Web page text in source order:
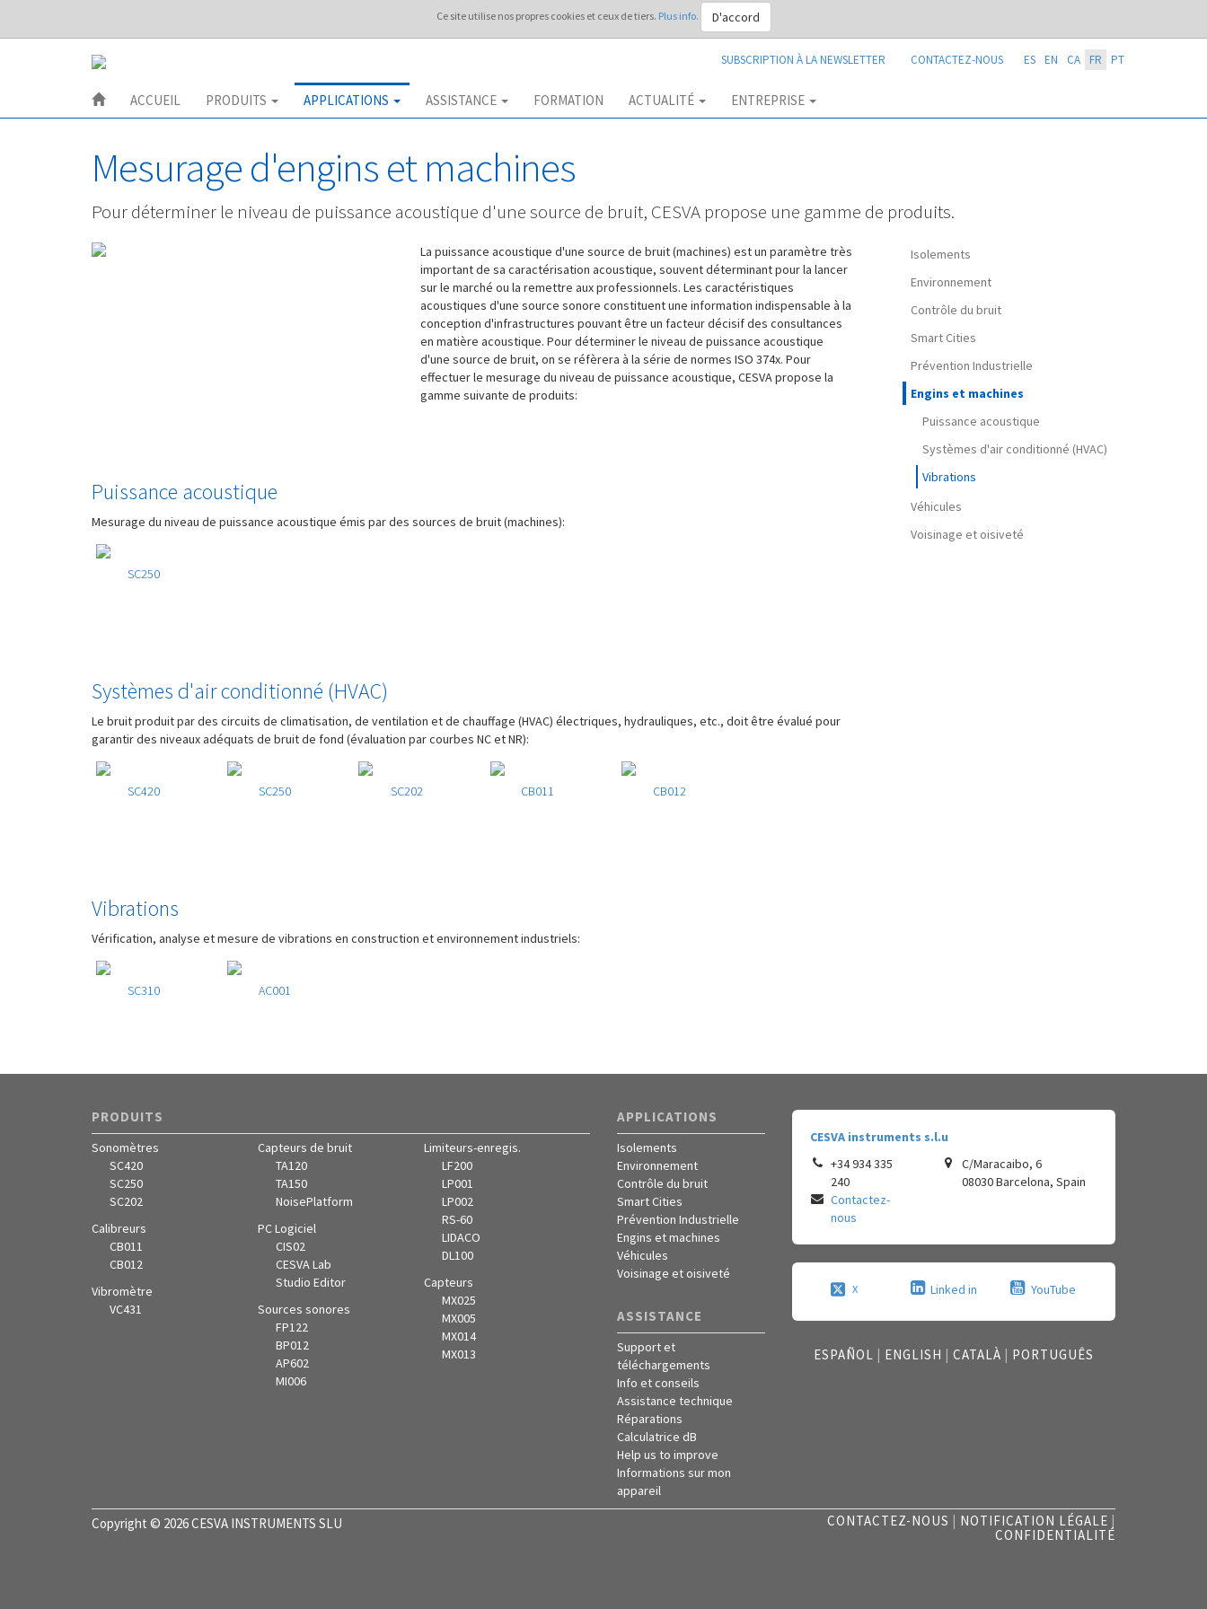
Ce site utilise nos propres cookies et ceux de tiers. Plus info. D'accord
SUBSCRIPTION À LA NEWSLETTER CONTACTEZ-NOUS ES EN CA FR PT
ACCUEIL PRODUITS APPLICATIONS ASSISTANCE FORMATION ACTUALITÉ ENTREPRISE
Mesurage d'engins et machines
Pour déterminer le niveau de puissance acoustique d'une source de bruit, CESVA propose une gamme de produits.
La puissance acoustique d'une source de bruit (machines) est un paramètre très
important de sa caractérisation acoustique, souvent déterminant pour la lancer
sur le marché ou la remettre aux professionnels. Les caractéristiques
acoustiques d'une source sonore constituent une information indispensable à la
conception d'infrastructures pouvant être un facteur décisif des consultances
en matière acoustique. Pour déterminer le niveau de puissance acoustique
d'une source de bruit, on se réfèrera à la série de normes ISO 374x. Pour
effectuer le mesurage du niveau de puissance acoustique, CESVA propose la
gamme suivante de produits:
Puissance acoustique
Mesurage du niveau de puissance acoustique émis par des sources de bruit (machines):
SC250
Systèmes d'air conditionné (HVAC)
Le bruit produit par des circuits de climatisation, de ventilation et de chauffage (HVAC) électriques, hydrauliques, etc., doit être évalué pour
garantir des niveaux adéquats de bruit de fond (évaluation par courbes NC et NR):
SC420 SC250 SC202 CB011 CB012
Vibrations
Vérification, analyse et mesure de vibrations en construction et environnement industriels:
SC310 AC001
Isolements
Environnement
Contrôle du bruit
Smart Cities
Prévention Industrielle
Engins et machines
Puissance acoustique
Systèmes d'air conditionné (HVAC)
Vibrations
Véhicules
Voisinage et oisiveté
PRODUITS
Sonomètres
SC420
SC250
SC202
Calibreurs
CB011
CB012
Vibromètre
VC431
Capteurs de bruit
TA120
TA150
NoisePlatform
PC Logiciel
CIS02
CESVA Lab
Studio Editor
Sources sonores
FP122
BP012
AP602
MI006
Limiteurs-enregis.
LF200
LP001
LP002
RS-60
LIDACO
DL100
Capteurs
MX025
MX005
MX014
MX013
APPLICATIONS
Isolements
Environnement
Contrôle du bruit
Smart Cities
Prévention Industrielle
Engins et machines
Véhicules
Voisinage et oisiveté
ASSISTANCE
Support et
téléchargements
Info et conseils
Assistance technique
Réparations
Calculatrice dB
Help us to improve
Informations sur mon
appareil
CESVA instruments s.l.u
+34 934 335
240
Contactez-
nous
C/Maracaibo, 6
08030Barcelona, Spain
X Linked in YouTube
ESPAÑOL | ENGLISH | CATALÀ | PORTUGUÊS
Copyright © 2026 CESVA INSTRUMENTS SLU CONTACTEZ-NOUS | NOTIFICATION LÉGALE |
CONFIDENTIALITÉ